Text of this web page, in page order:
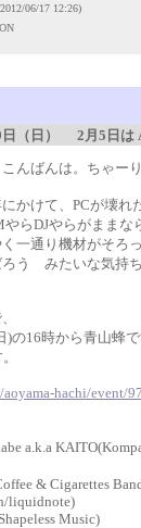
06/17 12:26)
日（日）
2月5日は
んばんは。ちゃーり
かけて、PCが壊れ
らDJやらがままな
一通り機材がそろ
う みたいな気持ち
)の16時から青山蜂
hachi/event/
a.k.a
& Cigarettes
liquidnote)
Music)